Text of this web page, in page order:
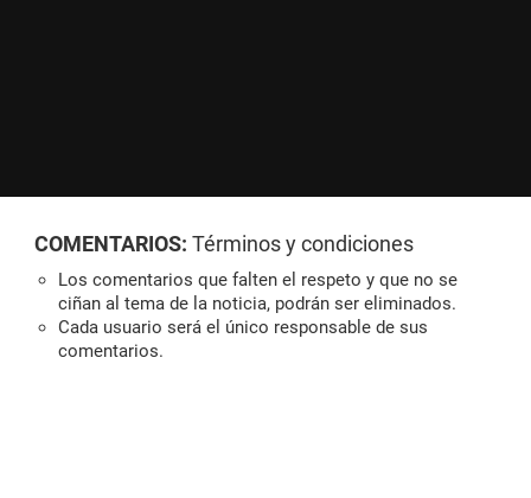
COMENTARIOS: Términos y condiciones
Los comentarios que falten el respeto y que no se
ciñan al tema de la noticia, podrán ser eliminados.
Cada usuario será el único responsable de sus
comentarios.